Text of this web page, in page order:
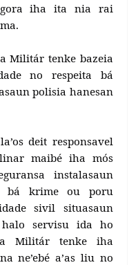
iha ita nia rai
Militár tenke bazeia
no respeita bá
polisia hanesan
deit responsavel
maibé iha mós
instalasaun
bá krime ou poru
sivil situasaun
servisu ida ho
Militár tenke iha
ne’ebé a’as liu no